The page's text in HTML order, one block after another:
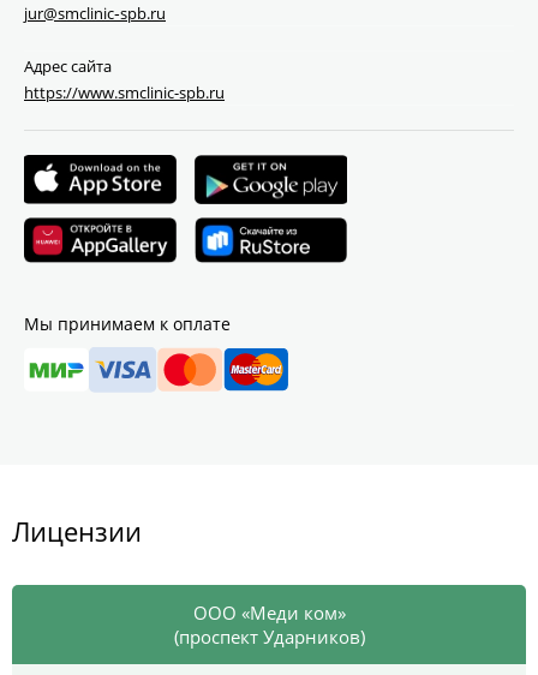
jur@smclinic‑spb.ru
Адрес сайта
https://www.smclinic-spb.ru
Мы принимаем к оплате
Лицензии
ООО «Меди ком»
(проспект Ударников)